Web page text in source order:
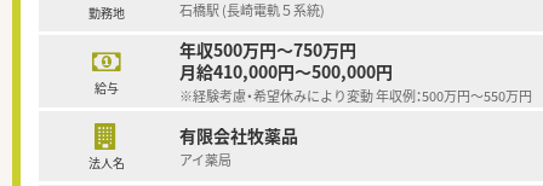
勤務地 石橋駅 (長崎電軌５系統)
給与
年収500万円～750万円
月給410,000円～500,000円
※経験考慮・希望休みにより変動 年収例：500万円～550万
法人名
有限会社牧薬品
アイ薬局